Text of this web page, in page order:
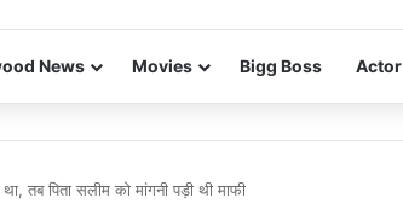
News Movies Bigg Boss Actor
तब पिता सलीम को मांगनी पड़ी थी माफी